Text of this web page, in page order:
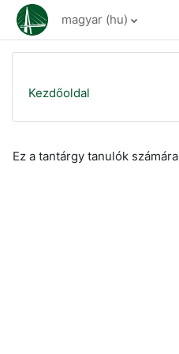
Tovább a fő tartalomhoz
magyar ‎(hu)‎
Kezdőoldal
Ez a tantárgy tanulók